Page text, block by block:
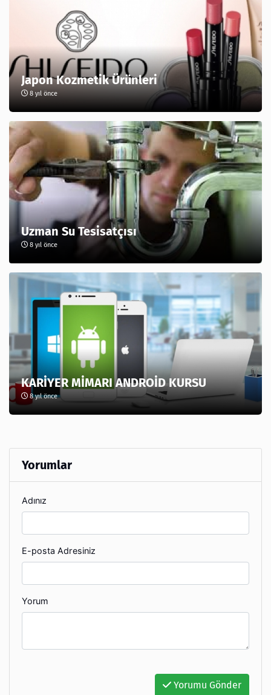
Japon Kozmetik Ürünleri
8 yıl önce
Uzman Su Tesisatçısı
8 yıl önce
KARİYER MİMARI ANDROİD KURSU
8 yıl önce
Yorumlar
Adınız
E-posta Adresiniz
Yorum
Yorumu Gönder